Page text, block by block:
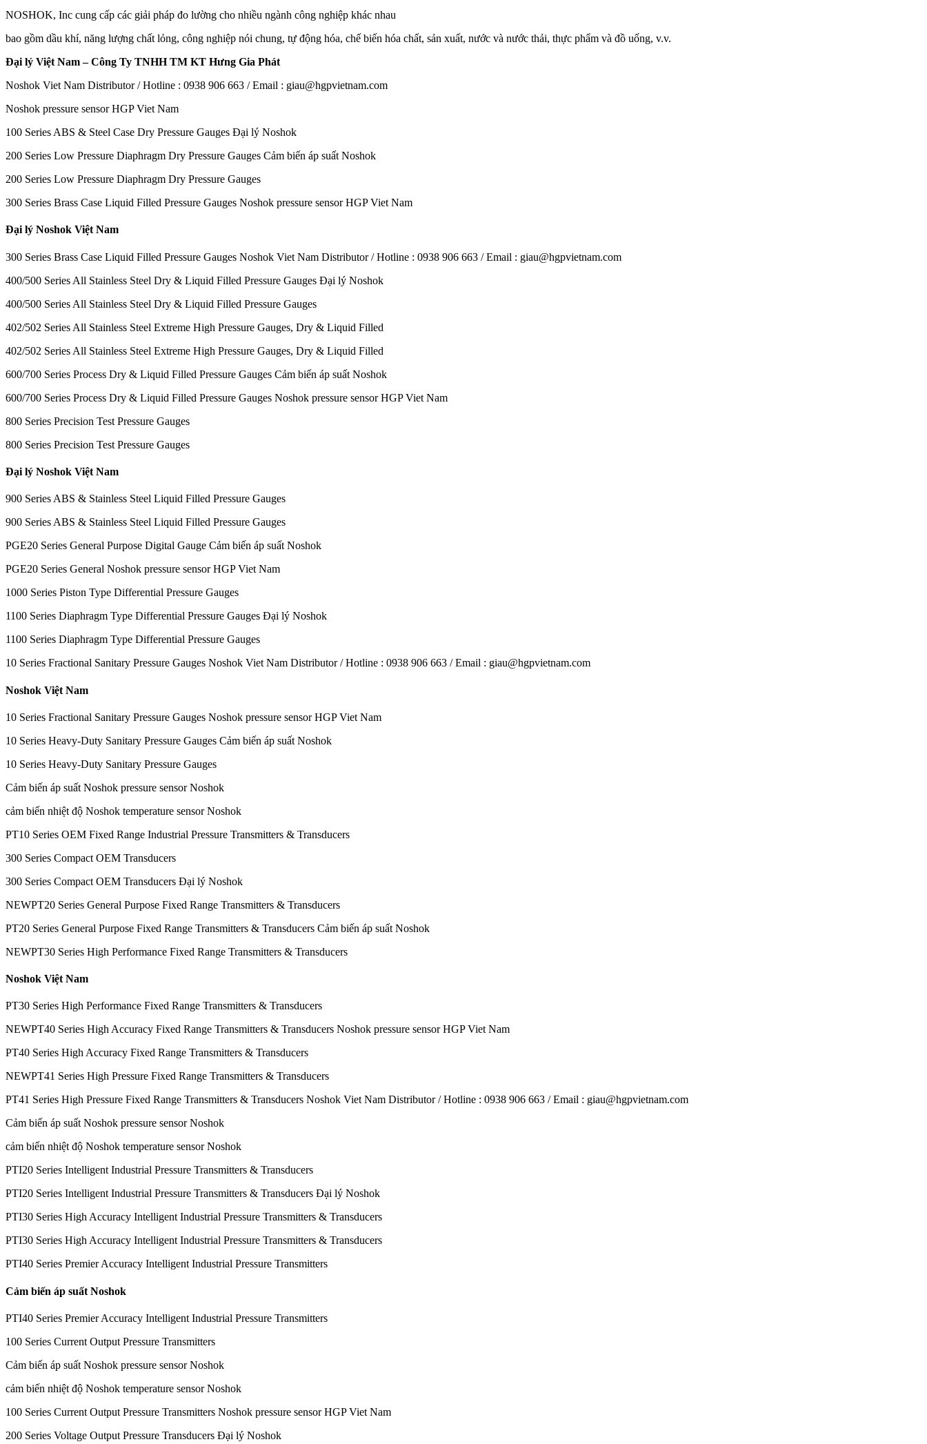
NOSHOK, Inc cung cấp các giải pháp đo lường cho nhiều ngành công nghiệp khác nhau
bao gồm dầu khí, năng lượng chất lỏng, công nghiệp nói chung, tự động hóa, chế biến hóa chất, sản xuất, nước và nước thải, thực phẩm và đồ uống, v.v.
Đại lý Việt Nam – Công Ty TNHH TM KT Hưng Gia Phát
Noshok Viet Nam Distributor / Hotline : 0938 906 663 / Email : giau@hgpvietnam.com
Noshok pressure sensor HGP Viet Nam
100 Series ABS & Steel Case Dry Pressure Gauges Đại lý Noshok
200 Series Low Pressure Diaphragm Dry Pressure Gauges Cảm biến áp suất Noshok
200 Series Low Pressure Diaphragm Dry Pressure Gauges
300 Series Brass Case Liquid Filled Pressure Gauges Noshok pressure sensor HGP Viet Nam
Đại lý Noshok Việt Nam
300 Series Brass Case Liquid Filled Pressure Gauges Noshok Viet Nam Distributor / Hotline : 0938 906 663 / Email : giau@hgpvietnam.com
400/500 Series All Stainless Steel Dry & Liquid Filled Pressure Gauges Đại lý Noshok
400/500 Series All Stainless Steel Dry & Liquid Filled Pressure Gauges
402/502 Series All Stainless Steel Extreme High Pressure Gauges, Dry & Liquid Filled
402/502 Series All Stainless Steel Extreme High Pressure Gauges, Dry & Liquid Filled
600/700 Series Process Dry & Liquid Filled Pressure Gauges Cảm biến áp suất Noshok
600/700 Series Process Dry & Liquid Filled Pressure Gauges Noshok pressure sensor HGP Viet Nam
800 Series Precision Test Pressure Gauges
800 Series Precision Test Pressure Gauges
Đại lý Noshok Việt Nam
900 Series ABS & Stainless Steel Liquid Filled Pressure Gauges
900 Series ABS & Stainless Steel Liquid Filled Pressure Gauges
PGE20 Series General Purpose Digital Gauge Cảm biến áp suất Noshok
PGE20 Series General Noshok pressure sensor HGP Viet Nam
1000 Series Piston Type Differential Pressure Gauges
1100 Series Diaphragm Type Differential Pressure Gauges Đại lý Noshok
1100 Series Diaphragm Type Differential Pressure Gauges
10 Series Fractional Sanitary Pressure Gauges Noshok Viet Nam Distributor / Hotline : 0938 906 663 / Email : giau@hgpvietnam.com
Noshok Việt Nam
10 Series Fractional Sanitary Pressure Gauges Noshok pressure sensor HGP Viet Nam
10 Series Heavy-Duty Sanitary Pressure Gauges Cảm biến áp suất Noshok
10 Series Heavy-Duty Sanitary Pressure Gauges
Cảm biến áp suất Noshok pressure sensor Noshok
cảm biến nhiệt độ Noshok temperature sensor Noshok
PT10 Series OEM Fixed Range Industrial Pressure Transmitters & Transducers
300 Series Compact OEM Transducers
300 Series Compact OEM Transducers Đại lý Noshok
NEWPT20 Series General Purpose Fixed Range Transmitters & Transducers
PT20 Series General Purpose Fixed Range Transmitters & Transducers Cảm biến áp suất Noshok
NEWPT30 Series High Performance Fixed Range Transmitters & Transducers
Noshok Việt Nam
PT30 Series High Performance Fixed Range Transmitters & Transducers
NEWPT40 Series High Accuracy Fixed Range Transmitters & Transducers Noshok pressure sensor HGP Viet Nam
PT40 Series High Accuracy Fixed Range Transmitters & Transducers
NEWPT41 Series High Pressure Fixed Range Transmitters & Transducers
PT41 Series High Pressure Fixed Range Transmitters & Transducers Noshok Viet Nam Distributor / Hotline : 0938 906 663 / Email : giau@hgpvietnam.com
Cảm biến áp suất Noshok pressure sensor Noshok
cảm biến nhiệt độ Noshok temperature sensor Noshok
PTI20 Series Intelligent Industrial Pressure Transmitters & Transducers
PTI20 Series Intelligent Industrial Pressure Transmitters & Transducers Đại lý Noshok
PTI30 Series High Accuracy Intelligent Industrial Pressure Transmitters & Transducers
PTI30 Series High Accuracy Intelligent Industrial Pressure Transmitters & Transducers
PTI40 Series Premier Accuracy Intelligent Industrial Pressure Transmitters
Cảm biến áp suất Noshok
PTI40 Series Premier Accuracy Intelligent Industrial Pressure Transmitters
100 Series Current Output Pressure Transmitters
Cảm biến áp suất Noshok pressure sensor Noshok
cảm biến nhiệt độ Noshok temperature sensor Noshok
100 Series Current Output Pressure Transmitters Noshok pressure sensor HGP Viet Nam
200 Series Voltage Output Pressure Transducers Đại lý Noshok